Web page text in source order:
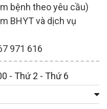
bệnh theo yêu cầu)
BHYT và dịch vụ
971 616
- Thứ 2 - Thứ 6